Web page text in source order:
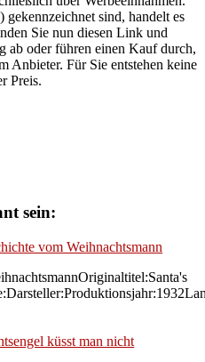
sind, handelt es
Sie nun diesen Link und
ab oder führen einen Kauf durch,
Anbieter. Für Sie entstehen keine
Preis.
sein:
vom Weihnachtsmann
küsst man nicht